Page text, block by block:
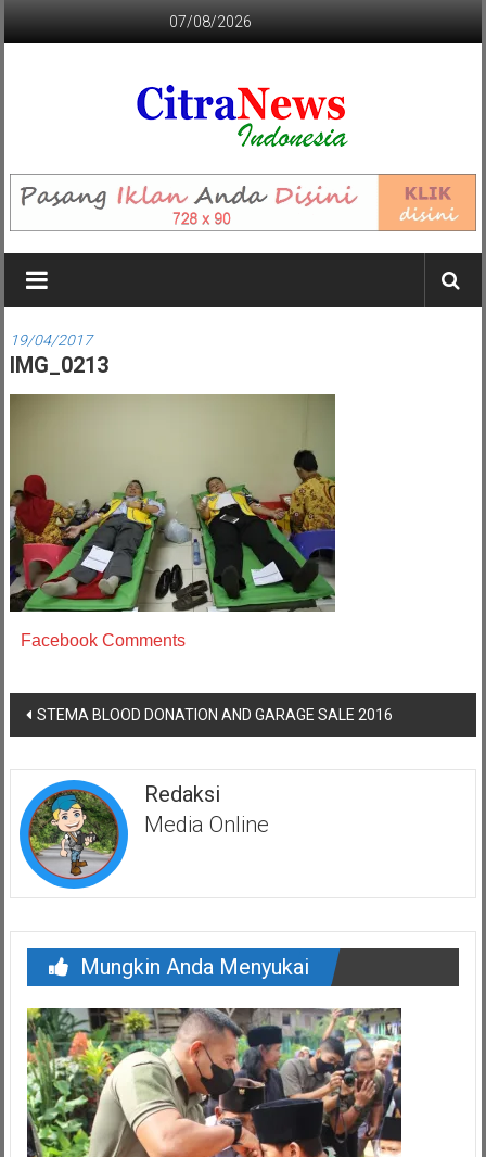
07/08/2026
CITRANEWS
INDONESIA
BERANI
DAN
KRISTIS
19/04/2017
IMG_0213
Facebook Comments
Navigasi
pos
STEMA BLOOD DONATION AND GARAGE SALE 2016
Redaksi
Media Online
Mungkin Anda Menyukai